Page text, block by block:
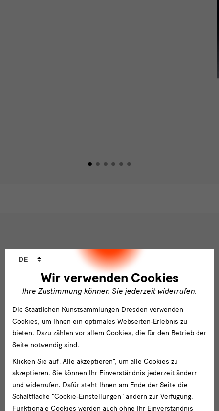
Wir verwenden Cookies
Ihre Zustimmung können Sie jederzeit widerrufen.
DE
Die Staatlichen Kunstsammlungen Dresden verwenden
Cookies, um Ihnen ein optimales Webseiten-Erlebnis zu
bieten. Dazu zählen vor allem Cookies, die für den Betrieb der
Seite notwendig sind.
Klicken Sie auf „Alle akzeptieren“, um alle Cookies zu
akzeptieren. Sie können Ihr Einverständnis jederzeit ändern
und widerrufen. Dafür steht Ihnen am Ende der Seite die
Schaltfläche "Cookie-Einstellungen" ändern zur Verfügung.
Funktionale Cookies werden auch ohne Ihr Einverständnis
Media
Newsletter
Folgen Sie uns
YoutubeInstagram
SKD
Blog
E-
Mail-
Adresse
Anmelden
* Pflichtfeld
Ich stimme derDatenschutzerklärungzu.*
Bitte wählen Sie mindestens einen Newsletter aus.
Tel. +49 351 49 14 2000
besucherservice(at)skdmuseum.info